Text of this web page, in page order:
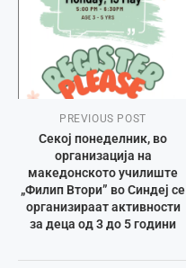
PREVIOUS POST
Секој понеделник, во
организација на
македонското училиште
„Филип Втори” во Синдеј се
организираат активности
за деца од 3 до 5 години